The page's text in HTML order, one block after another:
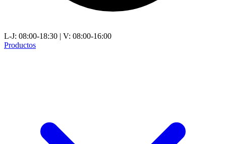
L-J: 08:00-18:30 | V: 08:00-16:00
Productos